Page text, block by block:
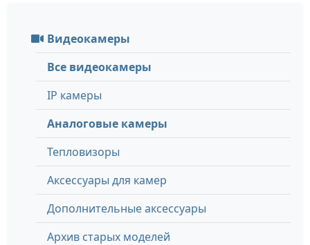
Видеокамеры
Все видеокамеры
IP камеры
Аналоговые камеры
Тепловизоры
Аксессуары для камер
Дополнительные аксессуары
Архив старых моделей